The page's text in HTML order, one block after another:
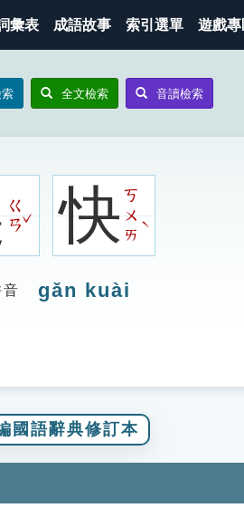
彙表 成語故事 索引選單 遊戲專
全文檢索 音讀檢索
ㄍ
ㄢ
ˇ 快ㄎ
ㄨ
ㄞ
ˋ
gǎn kuài
國語辭典修訂本